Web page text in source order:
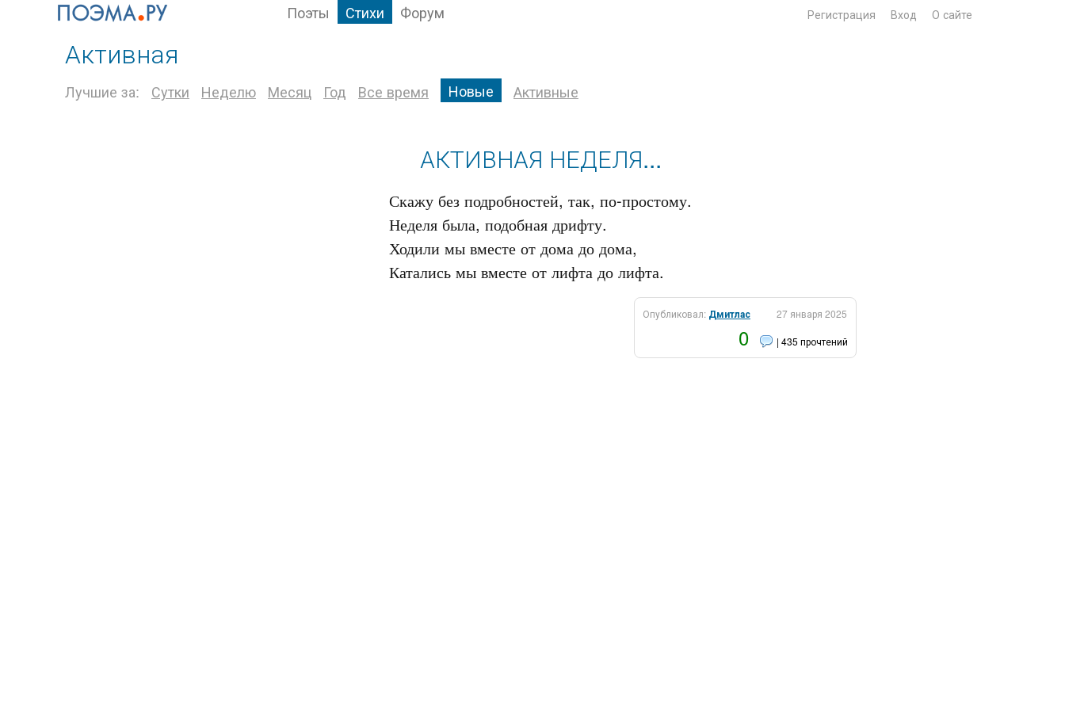
Поэты Стихи Форум Регистрация Вход О сайте
Активная
Лучшие за: Сутки Неделю Месяц Год Все время Новые Активные
АКТИВНАЯ НЕДЕЛЯ...
Скажу без подробностей, так, по-простому.
Неделя была, подобная дрифту.
Ходили мы вместе от дома до дома,
Опубликовал: Дмитлас 27 января 2025
0 | 435 прочтений